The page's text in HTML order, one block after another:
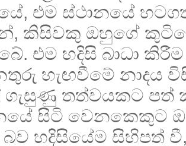
එම ස්ථානයේ
කිසිවකු ඔහුගේ
එම හදිසි බාධා
හැඟවීමේ නාදය
ගැසුණු තත්වයකට පත්
සිටි වෙනකෙකුට
බව හදිසියේම සිහිපත්